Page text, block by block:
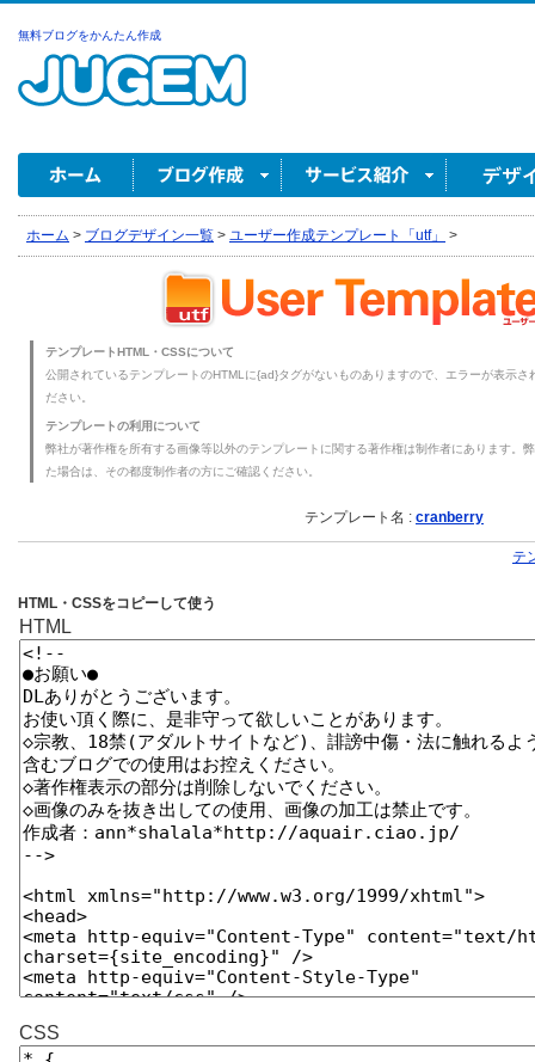
無料ブログをかんたん作成
ホーム > ブログデザイン一覧 > ユーザー作成テンプレート「utf」 >
テンプレートHTML・CSSについて
公開されているテンプレートのHTMLに{ad}タグがないものありますので、エラーが表示
ださい。
テンプレートの利用について
弊社が著作権を所有する画像等以外のテンプレートに関する著作権は制作者にあります。
た場合は、その都度制作者の方にご確認ください。
テンプレート名 : cranberry
テ
HTML・CSSをコピーして使う
HTML
CSS